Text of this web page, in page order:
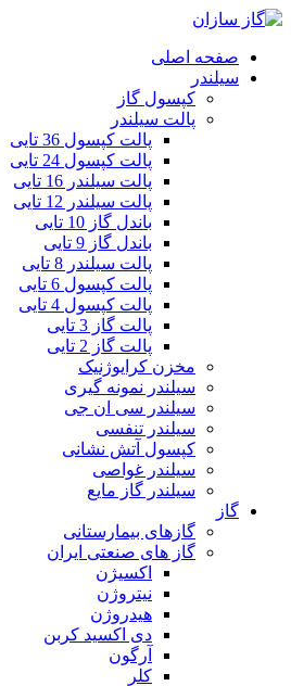
صفحه اصلی
سیلندر
کپسول گاز
پالت سیلندر
پالت کپسول 36 تایی
پالت کپسول 24 تایی
پالت سیلندر 16 تایی
پالت سیلندر 12 تایی
باندل گاز 10 تایی
باندل گاز 9 تایی
پالت سیلندر 8 تایی
پالت کپسول 6 تایی
پالت کپسول 4 تایی
پالت گاز 3 تایی
پالت گاز 2 تایی
مخزن کرایوژنیک
سیلندر نمونه گیری
سیلندر سی ان جی
سیلندر تنفسی
کپسول آتش نشانی
سیلندر غواصی
سیلندر گاز مایع
گاز
گازهای بیمارستانی
گاز های صنعتی ایران
اکسیژن
نیتروژن
هیدروژن
دی اکسید کربن
آرگون
کلر